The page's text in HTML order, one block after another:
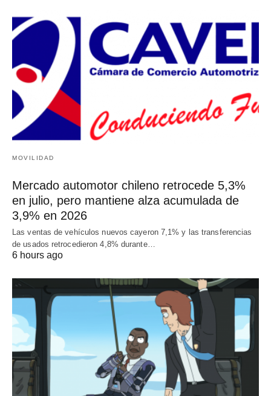
MOVILIDAD
Mercado automotor chileno retrocede 5,3%
en julio, pero mantiene alza acumulada de
3,9% en 2026
Las ventas de vehículos nuevos cayeron 7,1% y las transferencias
de usados retrocedieron 4,8% durante…
6 hours ago